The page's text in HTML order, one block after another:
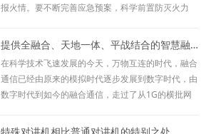
报火情。要不断完善应急预案，科学前置防灭火力
去、信息能畅通，有力有序有效处置火灾扑救、火场
目前林业通讯方式主要有以下几种：公网通讯：
在林区外围相应负责人向总部进行日常沟通及工作汇
报使用，该通讯方式简单，接续时间长，但受网络限
提供全融合、天地一体、平战结合的智慧融合通信指挥调度系统
在科学技术飞速发展的今天，万物互连的时代，融合
通信已经由原来的模拟时代逐步发展到数字时代，由
数字时代到如今的融合通信，走过了从1G的横批网
网结合；现在宽窄融合、公专结合已经满足不了广大
特殊对讲机相比普通对讲机的特别之处